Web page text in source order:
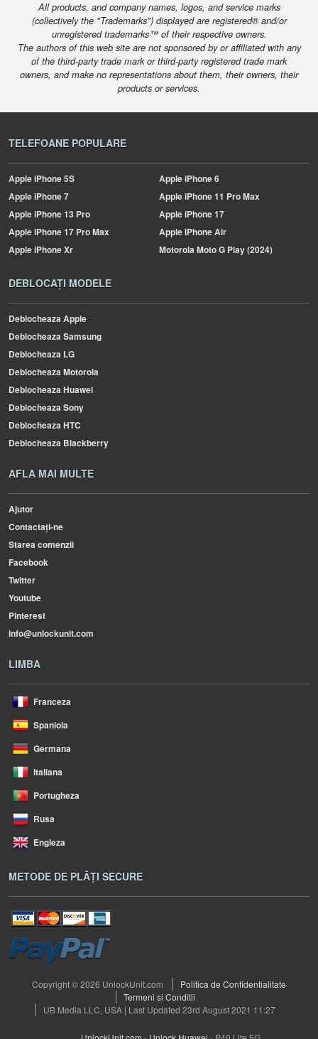
All products, and company names, logos, and service marks
(collectively the "Trademarks") displayed are registered® and/or
unregistered trademarks™ of their respective owners.
The authors of this web site are not sponsored by or affiliated with any
of the third-party trade mark or third-party registered trade mark
owners, and make no representations about them, their owners, their
products or services.
TELEFOANE POPULARE
AppleiPhone 5S AppleiPhone 6
AppleiPhone 7 AppleiPhone 11 Pro Max
AppleiPhone 13 Pro AppleiPhone 17
AppleiPhone 17 Pro Max AppleiPhone Air
AppleiPhone Xr MotorolaMoto G Play (2024)
DEBLOCAȚI MODELE
Deblocheaza Apple
Deblocheaza Samsung
Deblocheaza LG
Deblocheaza Motorola
Deblocheaza Huawei
Deblocheaza Sony
Deblocheaza HTC
Deblocheaza Blackberry
AFLA MAI MULTE
Ajutor
Contactați-ne
Starea comenzii
Facebook
Twitter
Youtube
Pinterest
info@unlockunit.com
LIMBA
Franceza
Spaniola
Germana
Italiana
Portugheza
Rusa
Engleza
METODE DE PLĂȚI SECURE
Copyright © 2026 UnlockUnit.com
Politica de Confidentialitate
Termeni si Conditii
UB Media LLC, USA | Last Updated 23rd August 2021 11:27